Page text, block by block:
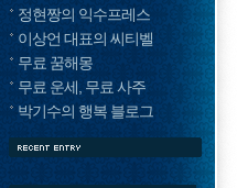
정현짱의 익수프레스
이상언 대표의 씨티벨
무료 꿈해몽
무료 운세, 무료 사주
박기수의 행복 블로그